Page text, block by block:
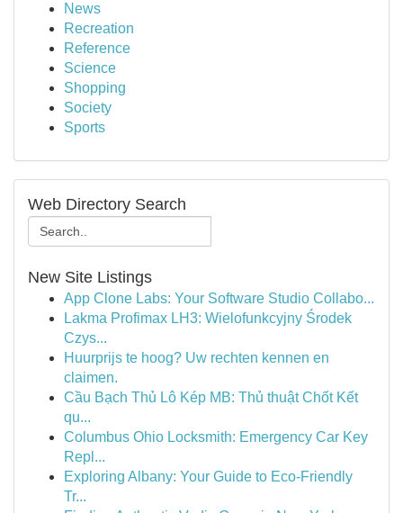
News
Recreation
Reference
Science
Shopping
Society
Sports
Web Directory Search
New Site Listings
App Clone Labs: Your Software Studio Collabo...
Lakma Profimax LH3: Wielofunkcyjny Środek
Czys...
Huurprijs te hoog? Uw rechten kennen en
claimen.
Cầu Bạch Thủ Lô Kép MB: Thủ thuật Chốt Kết
qu...
Columbus Ohio Locksmith: Emergency Car Key
Repl...
Exploring Albany: Your Guide to Eco-Friendly
Tr...